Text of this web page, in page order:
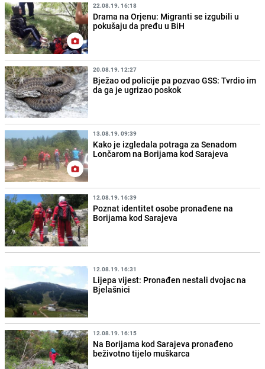
22.08.19. 16:18
Drama na Orjenu: Migranti se izgubili u
pokušaju da pređu u BiH
20.08.19. 12:27
Bježao od policije pa pozvao GSS: Tvrdio im
da ga je ugrizao poskok
13.08.19. 09:39
Kako je izgledala potraga za Senadom
Lončarom na Borijama kod Sarajeva
12.08.19. 16:39
Poznat identitet osobe pronađene na
Borijama kod Sarajeva
12.08.19. 16:31
Lijepa vijest: Pronađen nestali dvojac na
Bjelašnici
12.08.19. 16:15
Na Borijama kod Sarajeva pronađeno
beživotno tijelo muškarca